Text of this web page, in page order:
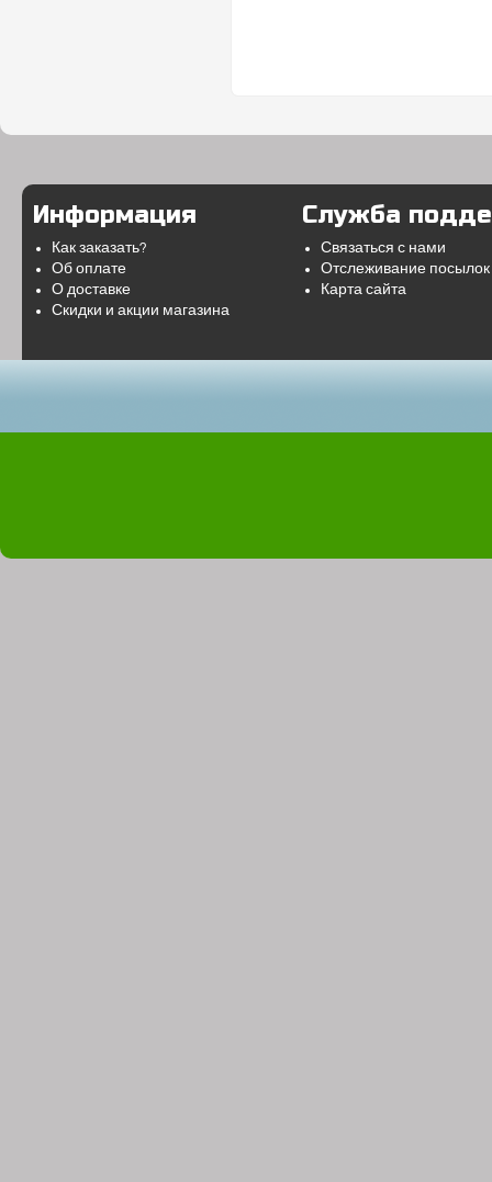
Информация
Как заказать?
Об оплате
О доставке
Скидки и акции магазина
Служба
Связаться с нами
Отслеживание посылок
Карта сайта